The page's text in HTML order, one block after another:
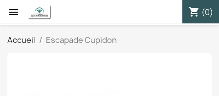
 shopping_cart (0)
Accueil Escapade Cupidon